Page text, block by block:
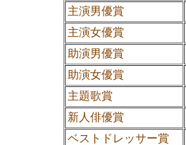
主演男優賞
主演女優賞
助演男優賞
助演女優賞
主題歌賞
新人俳優賞
ベストドレッサー賞